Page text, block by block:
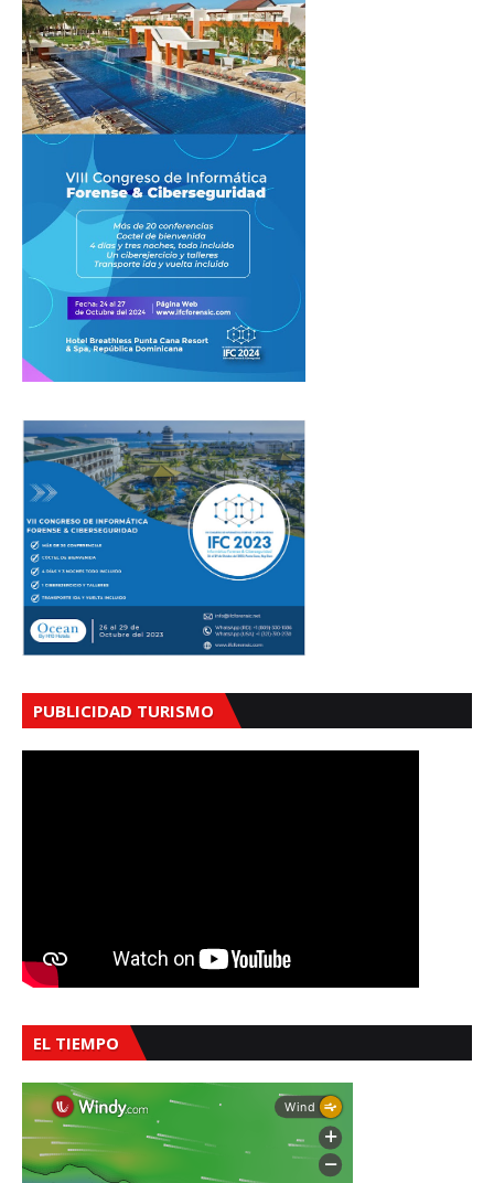
PUBLICIDAD TURISMO
EL TIEMPO